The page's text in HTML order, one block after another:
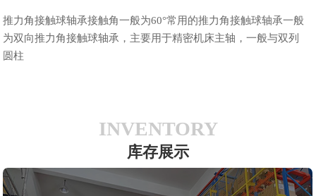
推力角接触球轴承接触角一般为60°常用的推力角接触球轴承一般
为双向推力角接触球轴承，主要用于精密机床主轴，一般与双列
圆柱
INVENTORY
库存展示